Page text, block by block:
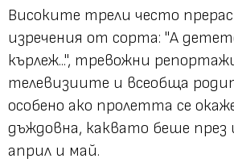
Високите трели често
изречения от сорта: "А
кърлеж...", тревожни
телевизиите и всеобща
особено ако пролетта се
дъждовна, каквато беше
април и май.